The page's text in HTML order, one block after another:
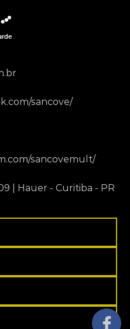
sancove/
sancovemult/
| Hauer - Curitiba - PR